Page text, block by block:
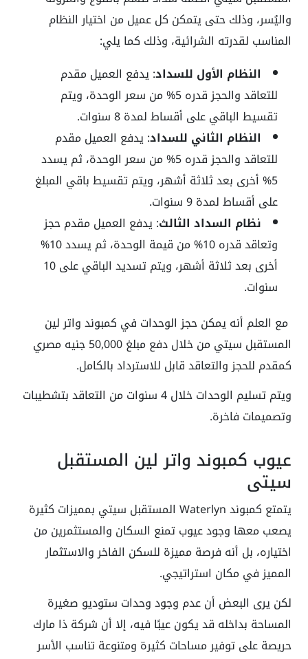
واليُسر، وذلك حتى يتمكن كل عميل من اختيار النظام
المناسب لقدرته الشرائية، وذلك كما يلي:
النظام الأول للسداد: يدفع العميل مقدم
للتعاقد والحجز قدره 5% من سعر الوحدة، ويتم
تقسيط الباقي على أقساط لمدة 8 سنوات.
النظام الثاني للسداد: يدفع العميل مقدم
للتعاقد والحجز قدره 5% من سعر الوحدة، ثم يسدد
5% أخرى بعد ثلاثة أشهر، ويتم تقسيط باقي المبلغ
على أقساط لمدة 9 سنوات.
نظام السداد الثالث: يدفع العميل مقدم حجز
وتعاقد قدره 10% من قيمة الوحدة، ثم يسدد 10%
أخرى بعد ثلاثة أشهر، ويتم تسديد الباقي على 10
سنوات.
مع العلم أنه يمكن حجز الوحدات في كمبوند واتر لين
المستقبل سيتي من خلال دفع مبلغ 50,000 جنيه مصري
كمقدم للحجز والتعاقد قابل للاسترداد بالكامل.
ويتم تسليم الوحدات خلال 4 سنوات من التعاقد بتشطيبات
وتصميمات فاخرة.
عيوب كمبوند واتر لين المستقبل
سيتي
يتمتع كمبوند Waterlyn المستقبل سيتي بمميزات كثيرة
يصعب معها وجود عيوب تمنع السكان والمستثمرين من
اختياره، بل أنه فرصة مميزة للسكن الفاخر والاستثمار
المميز في مكان استراتيجي.
لكن يرى البعض أن عدم وجود وحدات ستوديو صغيرة
المساحة بداخله قد يكون عيبًا فيه، إلا أن شركة ذا مارك
حريصة على توفير مساحات كثيرة ومتنوعة تناسب الأسر